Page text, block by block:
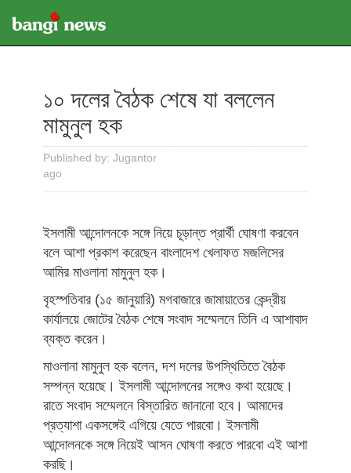
১০ দলের বৈঠক শেষে যা বললেন
মামুনুল হক
Published by: Jugantor
ago
ইসলামী আন্দোলনকে সঙ্গে নিয়ে চূড়ান্ত প্রার্থী ঘোষণা করবেন
বলে আশা প্রকাশ করেছেন বাংলাদেশ খেলাফত মজলিসের
আমির মাওলানা মামুনুল হক।
বৃহস্পতিবার (১৫ জানুয়ারি) মগবাজারে জামায়াতের কেন্দ্রীয়
কার্যালয়ে জোটের বৈঠক শেষে সংবাদ সম্মেলনে তিনি এ আশাবাদ
ব্যক্ত করেন।
মাওলানা মামুনুল হক বলেন, দশ দলের উপস্থিতিতে বৈঠক
সম্পন্ন হয়েছে। ইসলামী আন্দোলনের সঙ্গেও কথা হয়েছে।
রাতে সংবাদ সম্মেলনে বিস্তারিত জানানো হবে। আমাদের
প্রত্যাশা একসঙ্গেই এগিয়ে যেতে পারবো। ইসলামী
আন্দোলনকে সঙ্গে নিয়েই আসন ঘোষণা করতে পারবো এই আশা
করছি।